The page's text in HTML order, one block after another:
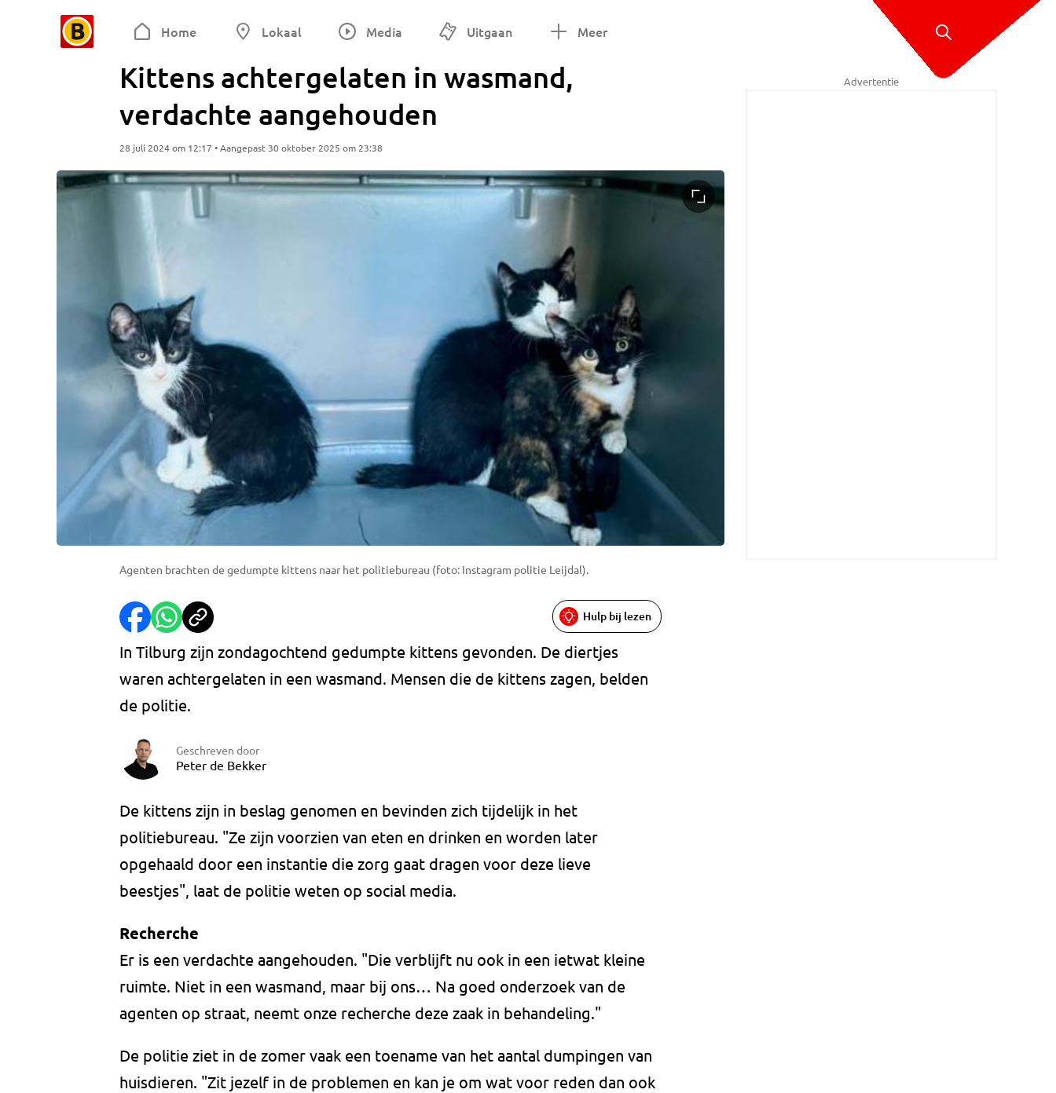
Home Lokaal Media Uitgaan Meer
Kittens achtergelaten in wasmand,
verdachte aangehouden
28 juli 2024 om 12:17 • Aangepast 30 oktober 2025 om 23:38
Agenten brachten de gedumpte kittens naar het politiebureau (foto: Instagram politie Leijdal).
Hulp bij lezen
In Tilburg zijn zondagochtend gedumpte kittens gevonden. De diertjes
waren achtergelaten in een wasmand. Mensen die de kittens zagen, belden
de politie.
Geschreven door
Peter de Bekker
De kittens zijn in beslag genomen en bevinden zich tijdelijk in het
politiebureau. "Ze zijn voorzien van eten en drinken en worden later
opgehaald door een instantie die zorg gaat dragen voor deze lieve
beestjes", laat de politie weten op social media.
Recherche
Er is een verdachte aangehouden. "Die verblijft nu ook in een ietwat kleine
ruimte. Niet in een wasmand, maar bij ons… Na goed onderzoek van de
agenten op straat, neemt onze recherche deze zaak in behandeling."
De politie ziet in de zomer vaak een toename van het aantal dumpingen van
huisdieren. "Zit jezelf in de problemen en kan je om wat voor reden dan ook
Advertentie